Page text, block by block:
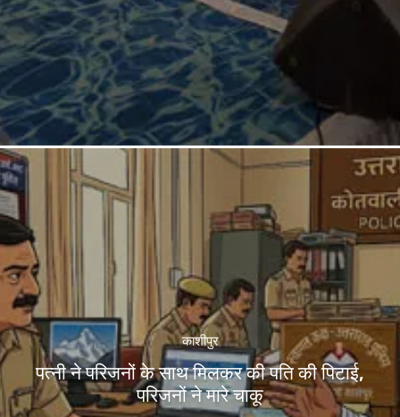
काशीपुर
पत्नी ने परिजनों के साथ मिलकर की पति की पिटाई,
परिजनों ने मारे चाकू